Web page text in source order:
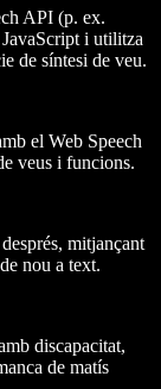
API (p. ex.
i utilitza
de síntesi de veu.
el Web Speech
veus i funcions.
mitjançant
nou a text.
discapacitat,
de matís